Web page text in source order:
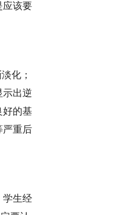
应该要
化；
示出逆
好的基
严重后
学生经